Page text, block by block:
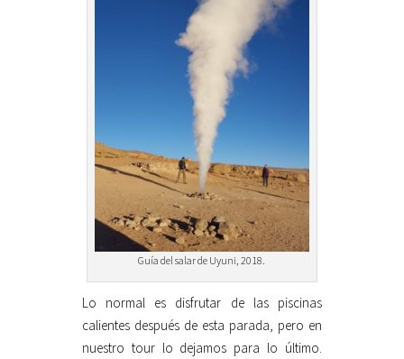
Guía del salar de Uyuni, 2018.
Lo normal es disfrutar de las piscinas
calientes después de esta parada, pero en
nuestro tour lo dejamos para lo último.